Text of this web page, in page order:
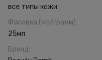
все типы кожи
Фасовка (мл/грамм):
25мл
Бренд: